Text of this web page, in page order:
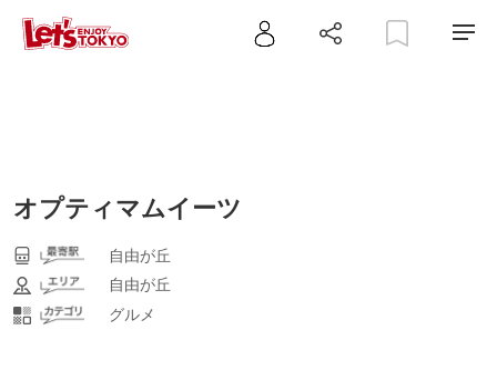
オプティマムイーツ
自由が丘
自由が丘
グルメ